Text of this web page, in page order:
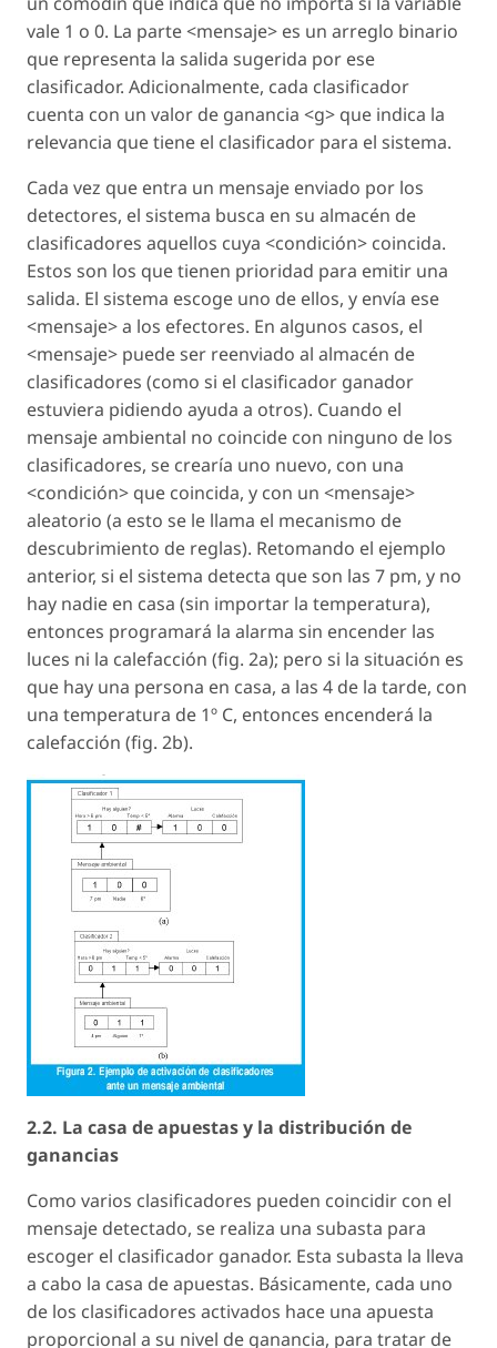
vale 1 o 0. La parte <mensaje> es un arreglo binario
que representa la salida sugerida por ese
clasificador. Adicionalmente, cada clasificador
cuenta con un valor de ganancia <g> que indica la
relevancia que tiene el clasificador para el sistema.
Cada vez que entra un mensaje enviado por los
detectores, el sistema busca en su almacén de
clasificadores aquellos cuya <condición> coincida.
Estos son los que tienen prioridad para emitir una
salida. El sistema escoge uno de ellos, y envía ese
<mensaje> a los efectores. En algunos casos, el
<mensaje> puede ser reenviado al almacén de
clasificadores (como si el clasificador ganador
estuviera pidiendo ayuda a otros). Cuando el
mensaje ambiental no coincide con ninguno de los
clasificadores, se crearía uno nuevo, con una
<condición> que coincida, y con un <mensaje>
aleatorio (a esto se le llama el mecanismo de
descubrimiento de reglas). Retomando el ejemplo
anterior, si el sistema detecta que son las 7 pm, y no
hay nadie en casa (sin importar la temperatura),
entonces programará la alarma sin encender las
luces ni la calefacción (fig. 2a); pero si la situación es
que hay una persona en casa, a las 4 de la tarde, con
una temperatura de 1º C, entonces encenderá la
calefacción (fig. 2b).
2.2. La casa de apuestas y la distribución de
ganancias
Como varios clasificadores pueden coincidir con el
mensaje detectado, se realiza una subasta para
escoger el clasificador ganador. Esta subasta la lleva
a cabo la casa de apuestas. Básicamente, cada uno
de los clasificadores activados hace una apuesta
proporcional a su nivel de ganancia, para tratar de